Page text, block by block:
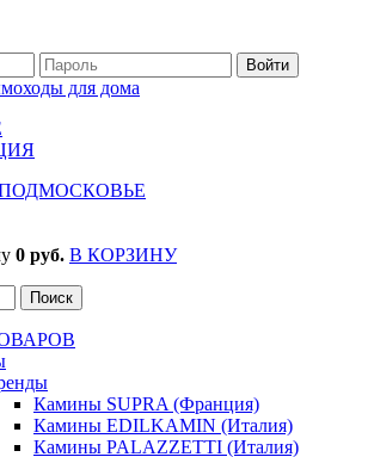
0 руб. В КОРЗИНУ
Камины SUPRA (Франция)
Камины EDILKAMIN (Италия)
Камины PALAZZETTI (Италия)